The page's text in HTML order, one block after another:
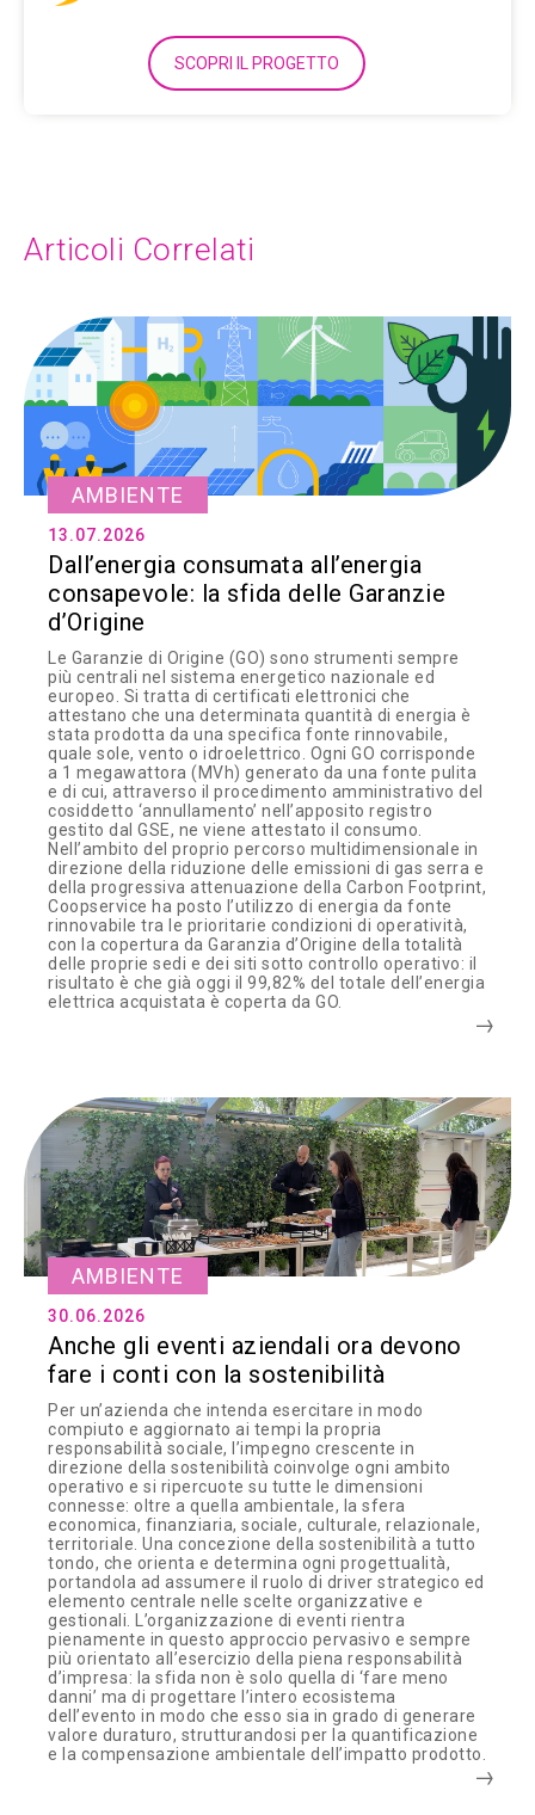
SCOPRI IL PROGETTO
Articoli Correlati
AMBIENTE
13.07.2026
Dall’energia consumata all’energia
consapevole: la sfida delle Garanzie
d’Origine
Le Garanzie di Origine (GO) sono strumenti sempre
più centrali nel sistema energetico nazionale ed
europeo. Si tratta di certificati elettronici che
attestano che una determinata quantità di energia è
stata prodotta da una specifica fonte rinnovabile,
quale sole, vento o idroelettrico. Ogni GO corrisponde
a 1 megawattora (MVh) generato da una fonte pulita
e di cui, attraverso il procedimento amministrativo del
cosiddetto ‘annullamento’ nell’apposito registro
gestito dal GSE, ne viene attestato il consumo.
Nell’ambito del proprio percorso multidimensionale in
direzione della riduzione delle emissioni di gas serra e
della progressiva attenuazione della Carbon Footprint,
Coopservice ha posto l’utilizzo di energia da fonte
rinnovabile tra le prioritarie condizioni di operatività,
con la copertura da Garanzia d’Origine della totalità
delle proprie sedi e dei siti sotto controllo operativo: il
risultato è che già oggi il 99,82% del totale dell’energia
elettrica acquistata è coperta da GO.
AMBIENTE
30.06.2026
Anche gli eventi aziendali ora devono
fare i conti con la sostenibilità
Per un’azienda che intenda esercitare in modo
compiuto e aggiornato ai tempi la propria
responsabilità sociale, l’impegno crescente in
direzione della sostenibilità coinvolge ogni ambito
operativo e si ripercuote su tutte le dimensioni
connesse: oltre a quella ambientale, la sfera
economica, finanziaria, sociale, culturale, relazionale,
territoriale. Una concezione della sostenibilità a tutto
tondo, che orienta e determina ogni progettualità,
portandola ad assumere il ruolo di driver strategico ed
elemento centrale nelle scelte organizzative e
gestionali. L’organizzazione di eventi rientra
pienamente in questo approccio pervasivo e sempre
più orientato all’esercizio della piena responsabilità
d’impresa: la sfida non è solo quella di ‘fare meno
danni’ ma di progettare l’intero ecosistema
dell’evento in modo che esso sia in grado di generare
valore duraturo, strutturandosi per la quantificazione
e la compensazione ambientale dell’impatto prodotto.